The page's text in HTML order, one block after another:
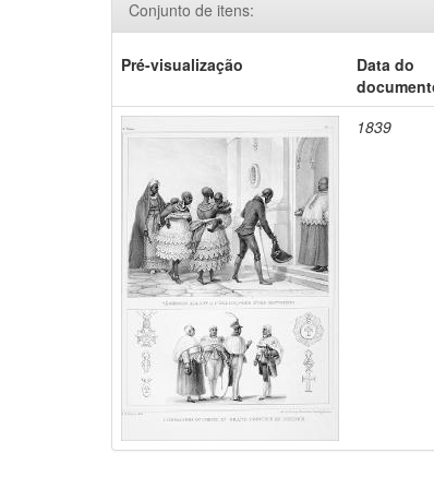
Conjunto de itens:
Pré-visualização
Data do
1839